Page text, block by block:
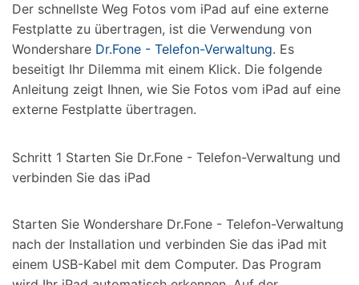
Der schnellste Weg Fotos vom iPad auf eine externe
Festplatte zu übertragen, ist die Verwendung von
Wondershare Dr.Fone - Telefon-Verwaltung. Es
beseitigt Ihr Dilemma mit einem Klick. Die folgende
Anleitung zeigt Ihnen, wie Sie Fotos vom iPad auf eine
externe Festplatte übertragen.
Schritt 1 Starten Sie Dr.Fone - Telefon-Verwaltung und
verbinden Sie das iPad
Starten Sie Wondershare Dr.Fone - Telefon-Verwaltung
nach der Installation und verbinden Sie das iPad mit
einem USB-Kabel mit dem Computer. Das Program